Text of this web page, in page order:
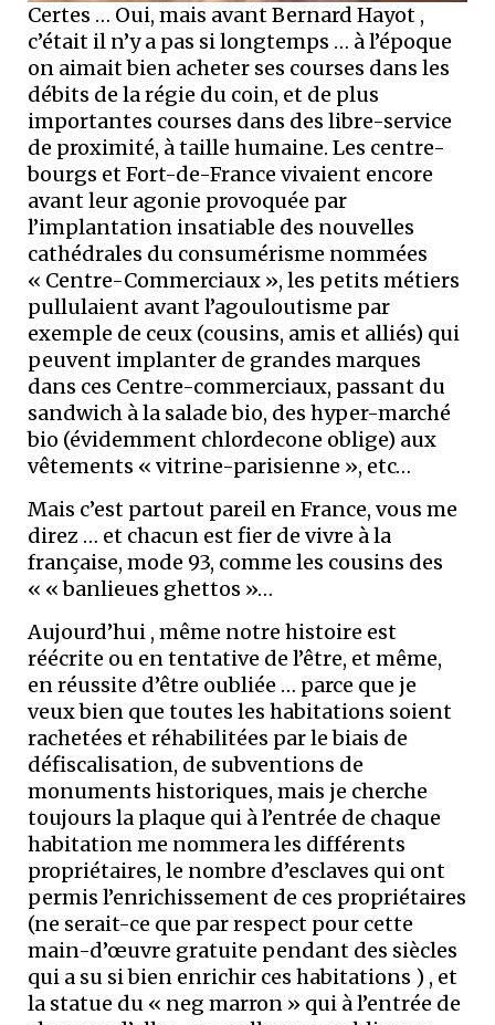
Certes … Oui, mais avant Bernard Hayot ,
c’était il n’y a pas si longtemps … à l’époque
on aimait bien acheter ses courses dans les
débits de la régie du coin, et de plus
importantes courses dans des libre-service
de proximité, à taille humaine. Les centre-
bourgs et Fort-de-France vivaient encore
avant leur agonie provoquée par
l’implantation insatiable des nouvelles
cathédrales du consumérisme nommées
« Centre-Commerciaux », les petits métiers
pullulaient avant l’agouloutisme par
exemple de ceux (cousins, amis et alliés) qui
peuvent implanter de grandes marques
dans ces Centre-commerciaux, passant du
sandwich à la salade bio, des hyper-marché
bio (évidemment chlordecone oblige) aux
vêtements « vitrine-parisienne », etc…
Mais c’est partout pareil en France, vous me
direz … et chacun est fier de vivre à la
française, mode 93, comme les cousins des
« « banlieues ghettos »…
Aujourd’hui , même notre histoire est
réécrite ou en tentative de l’être, et même,
en réussite d’être oubliée … parce que je
veux bien que toutes les habitations soient
rachetées et réhabilitées par le biais de
défiscalisation, de subventions de
monuments historiques, mais je cherche
toujours la plaque qui à l’entrée de chaque
habitation me nommera les différents
propriétaires, le nombre d’esclaves qui ont
permis l’enrichissement de ces propriétaires
(ne serait-ce que par respect pour cette
main-d’œuvre gratuite pendant des siècles
qui a su si bien enrichir ces habitations ) , et
la statue du « neg marron » qui à l’entrée de